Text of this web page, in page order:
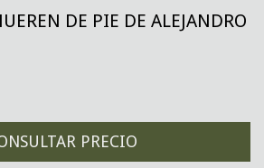
DE PIE DE ALEJANDRO